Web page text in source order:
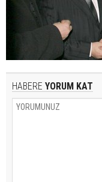
HABERE YORUM KAT